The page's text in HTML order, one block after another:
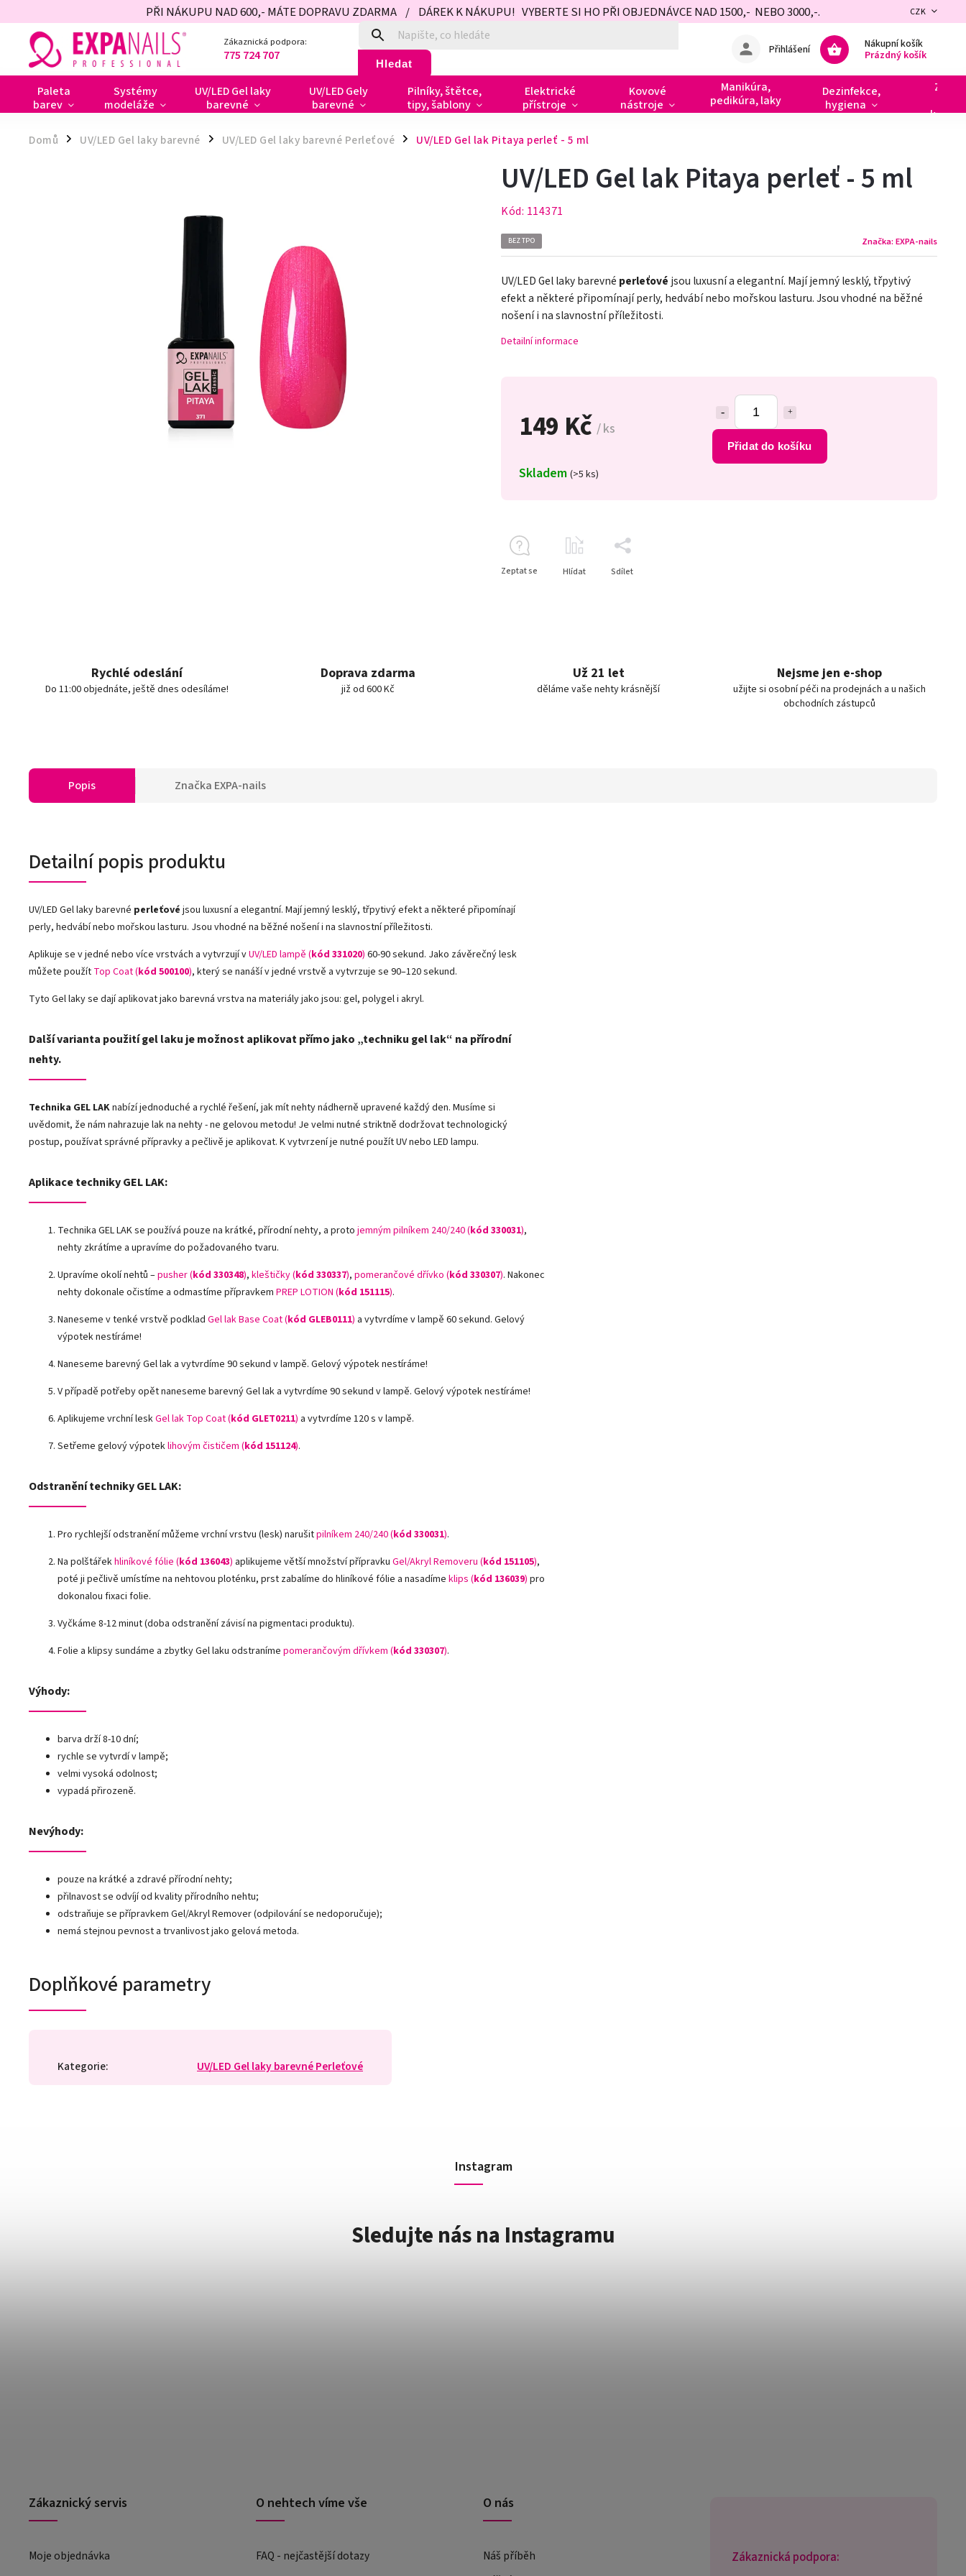
PŘI NÁKUPU NAD 600,- MÁTE DOPRAVU ZDARMA / DÁREK K NÁKUPU! VYBERTE SI HO PŘI OBJEDNÁVCE NAD 1500,- NEBO 3000,-. CZK
Zákaznická podpora:
775 724 707 Hledat
Nákupní košík
Prázdný košík
Přihlášení
Paleta
barev
Systémy
modeláže
UV/LED Gel laky
barevné
UV/LED Gely
barevné
Pilníky, štětce,
tipy, šablony
Elektrické
přístroje
Kovové
nástroje
Manikúra,
pedikúra, laky
Dezinfekce,
hygiena
Domů / UV/LED Gel laky barevné / UV/LED Gel laky barevné Perleťové / UV/LED Gel lak Pitaya perleť - 5 ml
149 Kč / ks
Přidat do košíku
Skladem (>5 ks)
UV/LED Gel lak Pitaya perleť - 5 ml
Kód: 114371
BEZ TPO Značka: EXPA-nails
UV/LED Gel laky barevné perleťové jsou luxusní a elegantní. Mají jemný lesklý, třpytivý
efekt a některé připomínají perly, hedvábí nebo mořskou lasturu. Jsou vhodné na běžné
nošení i na slavnostní příležitosti.
Detailní informace
Zeptat se Hlídat Sdílet
Rychlé odeslání
Do 11:00 objednáte, ještě dnes odesíláme!
Doprava zdarma
již od 600 Kč
Už 21 let
děláme vaše nehty krásnější
Nejsme jen e-shop
užijte si osobní péči na prodejnách a u našich
obchodních zástupců
Popis Značka EXPA-nails
Detailní popis produktu
UV/LED Gel laky barevné perleťové jsou luxusní a elegantní. Mají jemný lesklý, třpytivý efekt a některé připomínají
perly, hedvábí nebo mořskou lasturu. Jsou vhodné na běžné nošení i na slavnostní příležitosti.
Aplikuje se v jedné nebo více vrstvách a vytvrzují vUV/LED lampě (kód 331020) 60-90 sekund. Jako závěrečný lesk
můžete použít Top Coat (kód 500100), který se nanáší v jedné vrstvě a vytvrzuje se 90–120 sekund.
Tyto Gel laky se dají aplikovat jako barevná vrstva na materiály jako jsou: gel, polygel i akryl.
Další varianta použití gel laku je možnost aplikovat přímo jako „techniku gel lak“ na přírodní
nehty.
Technika GEL LAKnabízí jednoduché a rychlé řešení, jak mít nehty nádherně upravené každý den. Musíme si
uvědomit, že nám nahrazuje lak na nehty - ne gelovou metodu! Je velmi nutné striktně dodržovat technologický
postup, používat správné přípravky a pečlivě je aplikovat. K vytvrzení je nutné použít UV nebo LED lampu.
Aplikace techniky GEL LAK:
Technika GEL LAK se používá pouze na krátké, přírodní nehty, a proto jemným pilníkem 240/240 (kód 330031),
nehty zkrátíme a upravíme do požadovaného tvaru.
Upravíme okolí nehtů –pusher (kód 330348), kleštičky (kód 330337), pomerančové dřívko (kód 330307). Nakonec
nehty dokonale očistíme a odmastíme přípravkem PREP LOTION (kód 151115).
Naneseme v tenké vrstvě podklad Gel lak Base Coat (kód GLEB0111) a vytvrdíme v lampě 60 sekund. Gelový
výpotek nestíráme!
Naneseme barevný Gel lak a vytvrdíme 90 sekund v lampě. Gelový výpotek nestíráme!
V případě potřeby opět naneseme barevný Gel lak a vytvrdíme 90 sekund v lampě. Gelový výpotek nestíráme!
Aplikujeme vrchní leskGel lak Top Coat (kód GLET0211) a vytvrdíme 120 s v lampě.
Setřeme gelový výpoteklihovým čističem (kód 151124).
Odstranění techniky GEL LAK:
Pro rychlejší odstranění můžeme vrchní vrstvu (lesk) narušitpilníkem 240/240 (kód 330031).
Na polštářekhliníkové fólie (kód 136043) aplikujeme větší množství přípravku Gel/Akryl Removeru (kód 151105),
poté ji pečlivě umístíme na nehtovou ploténku, prst zabalíme do hliníkové fólie a nasadíme klips (kód 136039) pro
dokonalou fixaci folie.
Vyčkáme 8-12 minut (doba odstranění závisí na pigmentaci produktu).
Folie a klipsy sundáme a zbytky Gel laku odstraníme pomerančovým dřívkem (kód 330307).
Výhody:
barva drží 8-10 dní;
rychle se vytvrdí v lampě;
velmi vysoká odolnost;
vypadá přirozeně.
Nevýhody:
pouze na krátké a zdravé přírodní nehty;
přilnavost se odvíjí od kvality přírodního nehtu;
odstraňuje se přípravkem Gel/Akryl Remover (odpilování se nedoporučuje);
nemá stejnou pevnost a trvanlivost jako gelová metoda.
Doplňkové parametry
Kategorie: UV/LED Gel laky barevné Perleťové
Zákaznická podpora:
Instagram
Sledujte nás na Instagramu
Zákaznický servis
Moje objednávka
O nehtech víme vše
FAQ - nejčastější dotazy
O nás
Náš příběh